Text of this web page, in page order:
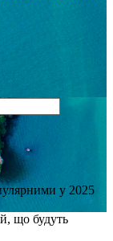
у 2025
що будуть